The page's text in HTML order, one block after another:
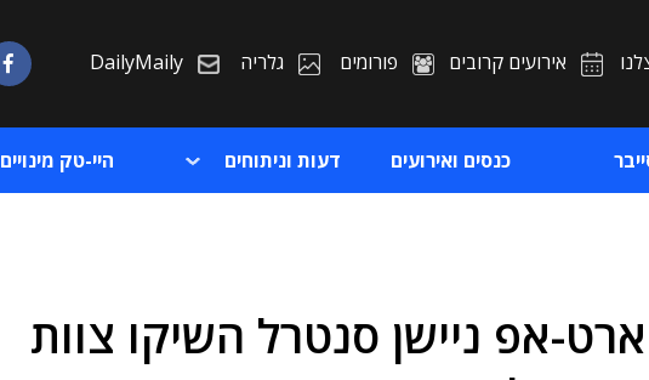
אירועים קרובים פורומים גלריה DailyMaily
כנסים ואירועים דעות וניתוחים היי-טק מינויים
אפ ניישן סנטרל השיקו צוות